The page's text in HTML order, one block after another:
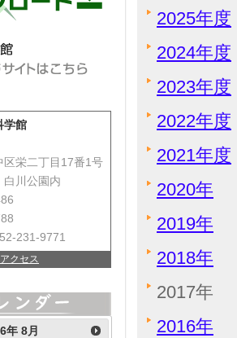
2025年度
2024年度
2023年度
2022年度
2021年度
2020年
2019年
2018年
2017年
2016年
学館
区栄二丁目17番1号
白川公園内
231-9771
クセス
年8月